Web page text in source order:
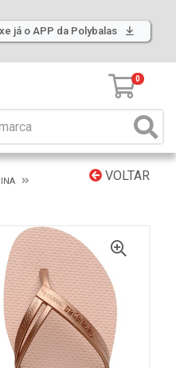
já o APP da Polybalas
0
VOLTAR